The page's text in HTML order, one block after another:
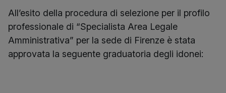
All’esito della procedura di selezione per il profilo
professionale di “Specialista Area Legale
Amministrativa” per la sede di Firenze è stata
approvata la seguente graduatoria degli idonei: